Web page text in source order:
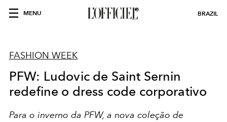
MENU BRAZIL
FASHION WEEK
PFW: Ludovic de Saint Sernin
redefine o dress code corporativo
Para o inverno da PFW, a nova coleção de